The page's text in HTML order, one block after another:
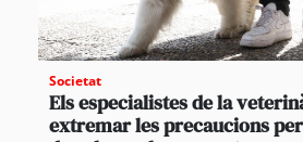
Societat
Els especialistes de la
extremar les precaucions